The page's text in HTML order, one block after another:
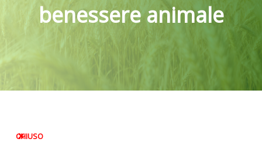
benessere animale
CHIUSO